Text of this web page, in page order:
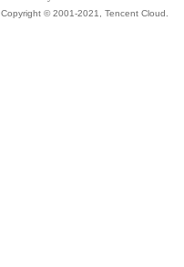
Copyright © 2001-2021, Tencent Cloud.